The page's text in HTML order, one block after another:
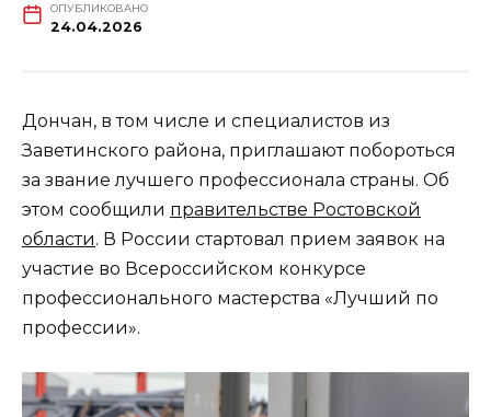
ОПУБЛИКОВАНО
24.04.2026
Дончан, в том числе и специалистов из
Заветинского района, приглашают побороться
за звание лучшего профессионала страны. Об
этом сообщили правительстве Ростовской
области. В России стартовал прием заявок на
участие во Всероссийском конкурсе
профессионального мастерства «Лучший по
профессии».